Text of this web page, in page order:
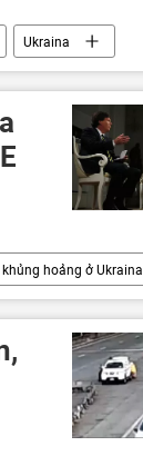
Ukraina
hoảng ở Ukraina